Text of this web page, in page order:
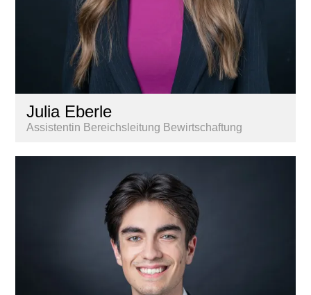
Julia Eberle
Assistentin Bereichsleitung Bewirtschaftung